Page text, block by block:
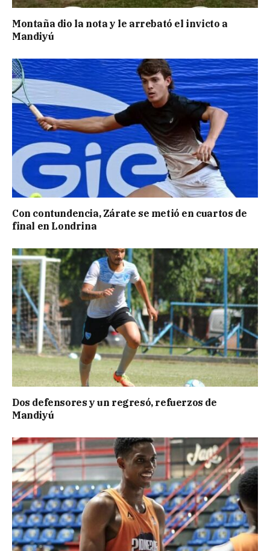
Montaña dio la nota y le arrebató el invicto a
Mandiyú
Con contundencia, Zárate se metió en cuartos de
final en Londrina
Dos defensores y un regresó, refuerzos de
Mandiyú